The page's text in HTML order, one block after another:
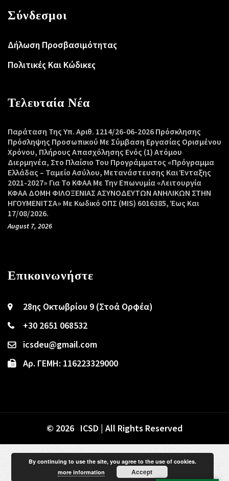
Σύνδεσμοι
Δήλωση Προσβασιμότητας
Πολιτικές Και Κώδικες
Τελευταία Νέα
Παράταση Της Υπ. Αριθ. 1214/26-06-2026 Πρόσκλησης
Πρόσληψης Προσωπικού Με Σύμβαση Εργασίας Ορισμένου
Χρόνου, Πλήρους Απασχόλησης Ενός (1) Ατόμου
Διερμηνέα, Στο Πλαίσιο Του Προγράμματος «Πρόγραμμα
Ελλάδας – Ταμείο Ασύλου, Μετανάστευσης Και Ένταξης
2021-2027» Για Το ΚΦΑΑ Με Την Επωνυμία «Λειτουργία
ΚΦΑΑ ΔΟΜΗ ΦΙΛΟΞΕΝΙΑΣ ΑΣΥΝΟΔΕΥΤΩΝ ΑΝΗΛΙΚΩΝ ΣΤΗΝ
ΗΓΟΥΜΕΝΙΤΣΑ» Με Κωδικό ΟΠΣ (MIS) 6016385, Έως Και
17/08/2026.
August 7, 2026
Επικοινωνήστε
28ης Οκτωβρίου 9 (Στοά Ορφέα)
+30 2651 068532
icsdeu@gmail.com
Αρ. ΓΕΜΗ: 116223329000
© 2026 ICSD | All Rights Reserved
By continuing to use the site, you agree to the use of cookies.
more information
Accept